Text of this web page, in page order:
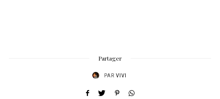
Partager
PAR VIVI